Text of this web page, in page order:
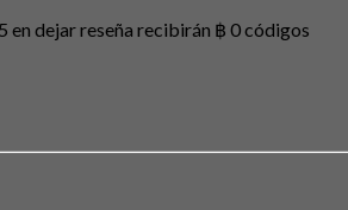
en dejar reseña recibirán ฿ 0 códigos